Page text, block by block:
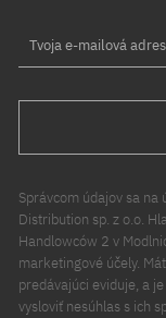
Tvoja e-mailová
Správcom údajov sa na
Distribution sp. z o.o.
Handlowców 2 v
marketingové účely.
predávajúci eviduje, a
vysloviť nesúhlas s ich